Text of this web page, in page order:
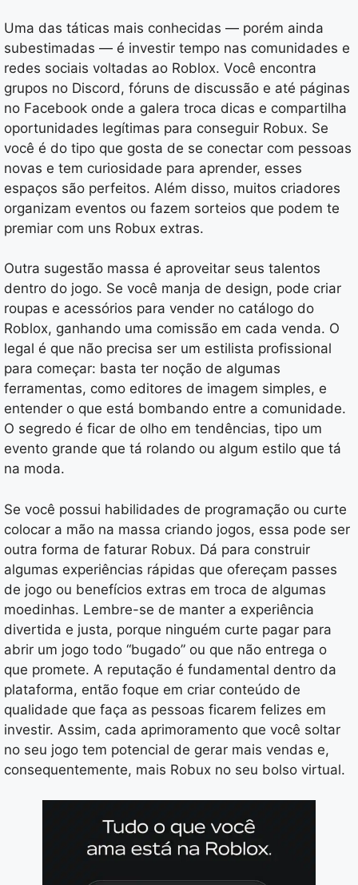
Uma das táticas mais conhecidas — porém ainda
subestimadas — é investir tempo nas comunidades e
redes sociais voltadas ao Roblox. Você encontra
grupos no Discord, fóruns de discussão e até páginas
no Facebook onde a galera troca dicas e compartilha
oportunidades legítimas para conseguir Robux. Se
você é do tipo que gosta de se conectar com pessoas
novas e tem curiosidade para aprender, esses
espaços são perfeitos. Além disso, muitos criadores
organizam eventos ou fazem sorteios que podem te
premiar com uns Robux extras.
Outra sugestão massa é aproveitar seus talentos
dentro do jogo. Se você manja de design, pode criar
roupas e acessórios para vender no catálogo do
Roblox, ganhando uma comissão em cada venda. O
legal é que não precisa ser um estilista profissional
para começar: basta ter noção de algumas
ferramentas, como editores de imagem simples, e
entender o que está bombando entre a comunidade.
O segredo é ficar de olho em tendências, tipo um
evento grande que tá rolando ou algum estilo que tá
na moda.
Se você possui habilidades de programação ou curte
colocar a mão na massa criando jogos, essa pode ser
outra forma de faturar Robux. Dá para construir
algumas experiências rápidas que ofereçam passes
de jogo ou benefícios extras em troca de algumas
moedinhas. Lembre-se de manter a experiência
divertida e justa, porque ninguém curte pagar para
abrir um jogo todo “bugado” ou que não entrega o
que promete. A reputação é fundamental dentro da
plataforma, então foque em criar conteúdo de
qualidade que faça as pessoas ficarem felizes em
investir. Assim, cada aprimoramento que você soltar
no seu jogo tem potencial de gerar mais vendas e,
consequentemente, mais Robux no seu bolso virtual.